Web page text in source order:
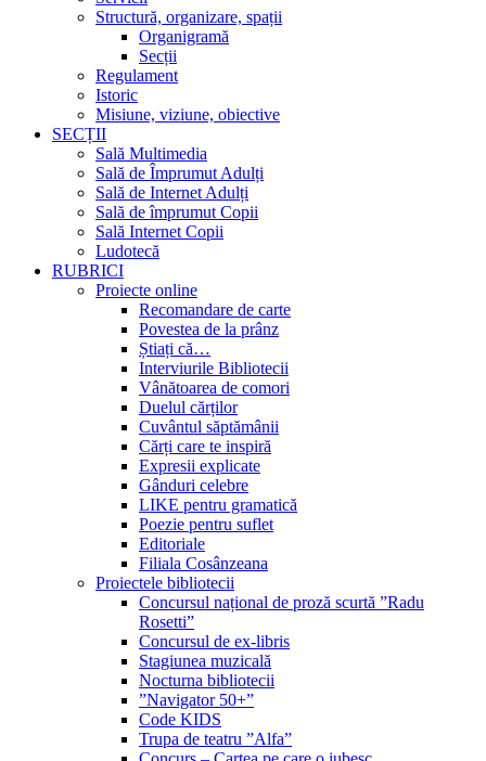
Structură, organizare, spații
Organigramă
Secții
Regulament
Istoric
Misiune, viziune, obiective
SECȚII
Sală Multimedia
Sală de Împrumut Adulți
Sală de Internet Adulți
Sală de împrumut Copii
Sală Internet Copii
Ludotecă
RUBRICI
Proiecte online
Recomandare de carte
Povestea de la prânz
Știați că…
Interviurile Bibliotecii
Vânătoarea de comori
Duelul cărților
Cuvântul săptămânii
Cărți care te inspiră
Expresii explicate
Gânduri celebre
LIKE pentru gramatică
Poezie pentru suflet
Editoriale
Filiala Cosânzeana
Proiectele bibliotecii
Concursul național de proză scurtă ”Radu
Rosetti”
Concursul de ex-libris
Stagiunea muzicală
Nocturna bibliotecii
”Navigator 50+”
Code KIDS
Trupa de teatru ”Alfa”